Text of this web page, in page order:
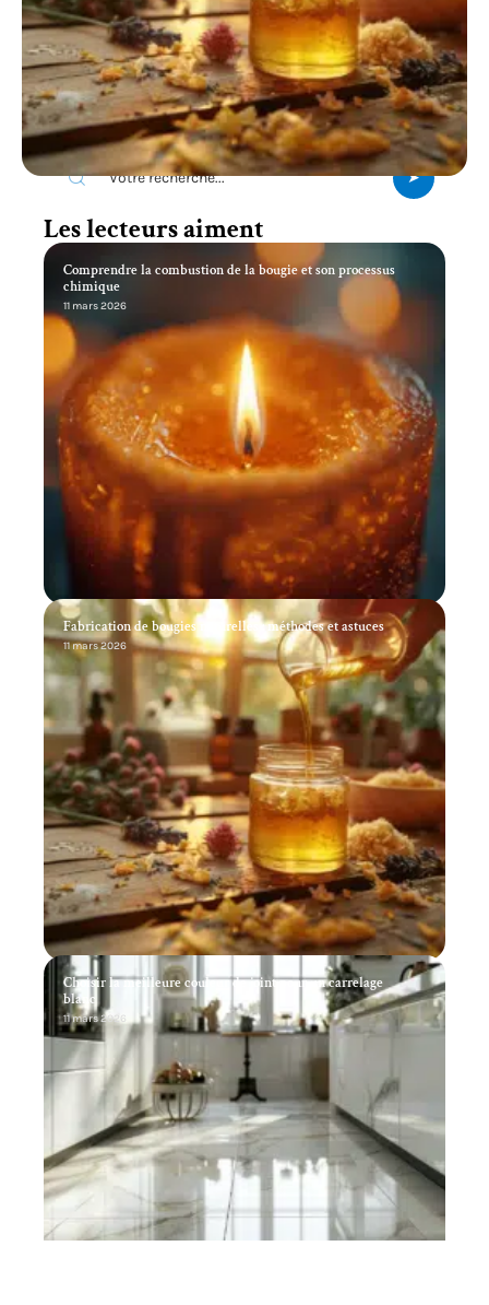
Recherche
Les lecteurs aiment
Comprendre la combustion de la bougie et son processus
chimique
11 mars 2026
Fabrication de bougies naturelles : méthodes et astuces
11 mars 2026
Choisir la meilleure couleur de joint pour un carrelage
blanc
11 mars 2026